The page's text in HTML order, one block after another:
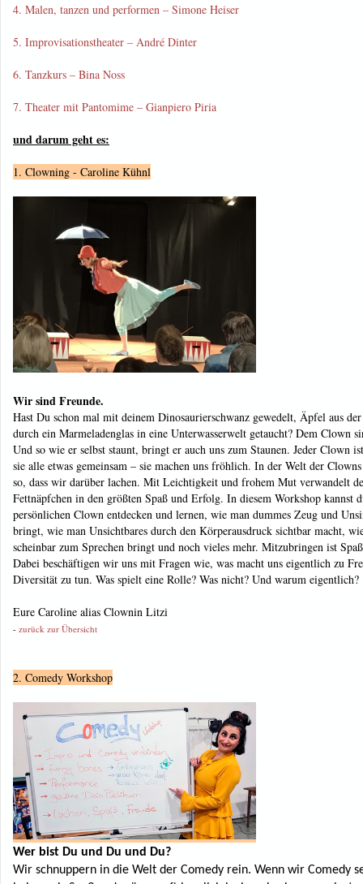
4. Malen, tanzen und performen – Simone Heiser
5. Improvisationstheater – André Dinter
6. Tanzkurs – Bina Noss
7. Theater mit Pantomime – Gianpiero Piria
und darum geht es:
1. Clowning - Caroline Kühnl
Wir sind Freunde.
Hast Du schon mal mit deinem Dinosaurierschwanz gewedelt, Äpfel aus
durch ein Marmeladenglas in eine Unterwasserwelt getaucht? Dem Clown
Und so wie er selbst staunt, bringt er auch uns zum Staunen. Jeder Clown
sie alle etwas gemeinsam – sie machen uns fröhlich. In der Welt der
so, dass wir darüber lachen. Mit Leichtigkeit und frohem Mut verwandelt
Fettnäpfchen in den größten Spaß und Erfolg. In diesem Workshop kannst
persönlichen Clown entdecken und lernen, wie man dummes Zeug und
bringt, wie man Unsichtbares durch den Körperausdruck sichtbar macht,
scheinbar zum Sprechen bringt und noch vieles mehr. Mitzubringen ist
Dabei beschäftigen wir uns mit Fragen wie, was macht uns eigentlich zu
Diversität zu tun. Was spielt eine Rolle? Was nicht? Und warum eigentlich?
Eure Caroline alias Clownin Litzi
- zurück zur Übersicht
2. Comedy Workshop
Wer bist Du und Du und Du?
Wir schnuppern in die Welt der Comedy rein. Wenn wir Comedy